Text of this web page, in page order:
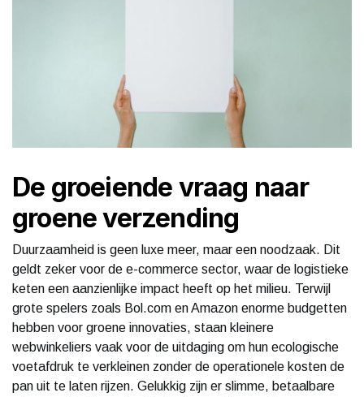
De groeiende vraag naar
groene verzending
Duurzaamheid is geen luxe meer, maar een noodzaak. Dit
geldt zeker voor de e-commerce sector, waar de logistieke
keten een aanzienlijke impact heeft op het milieu. Terwijl
grote spelers zoals Bol.com en Amazon enorme budgetten
hebben voor groene innovaties, staan kleinere
webwinkeliers vaak voor de uitdaging om hun ecologische
voetafdruk te verkleinen zonder de operationele kosten de
pan uit te laten rijzen. Gelukkig zijn er slimme, betaalbare